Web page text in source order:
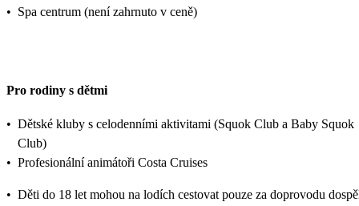
• Spa centrum (není zahrnuto v ceně)
Pro rodiny s dětmi
• Dětské kluby s celodenními aktivitami (Squok Club a Baby Squok
Club)
• Profesionální animátoři Costa Cruises
• Děti do 18 let mohou na lodích cestovat pouze za doprovodu